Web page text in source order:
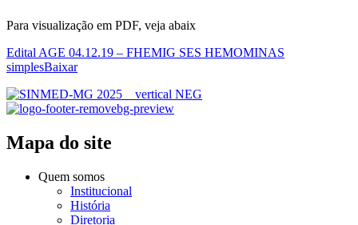
Para visualização em PDF, veja abaix
Edital AGE 04.12.19 – FHEMIG SES HEMOMINAS
simplesBaixar
Mapa do site
Quem somos
Institucional
História
Diretoria